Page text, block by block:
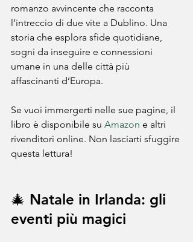
romanzo avvincente che racconta
l’intreccio di due vite a Dublino. Una
storia che esplora sfide quotidiane,
sogni da inseguire e connessioni
umane in una delle città più
affascinanti d’Europa.
Se vuoi immergerti nelle sue pagine, il
libro è disponibile su Amazon e altri
rivenditori online. Non lasciarti sfuggire
questa lettura!
🎄 Natale in Irlanda: gli
eventi più magici